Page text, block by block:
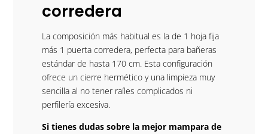
corredera
La composición más habitual es la de 1 hoja fija
más 1 puerta corredera, perfecta para bañeras
estándar de hasta 170 cm. Esta configuración
ofrece un cierre hermético y una limpieza muy
sencilla al no tener raíles complicados ni
perfilería excesiva.
Si tienes dudas sobre la mejor mampara de